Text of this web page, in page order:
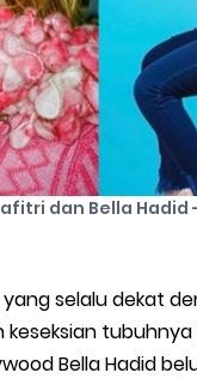
dan Bella Hadid
selalu dekat
Bella Hadid